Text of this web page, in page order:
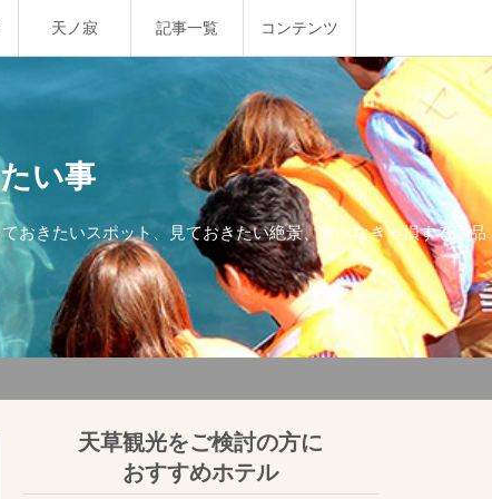
天ノ寂 記事一覧 コンテンツ
い事
きたいスポット、見ておきたい絶景、食べなきゃ損する絶品
天草観光をご検討の方に
おすすめホテル